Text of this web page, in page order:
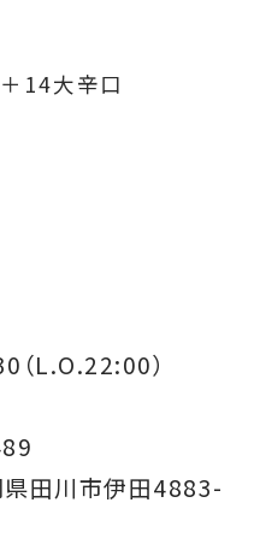
14大辛口
L.O.22:00）
田川市伊田4883-